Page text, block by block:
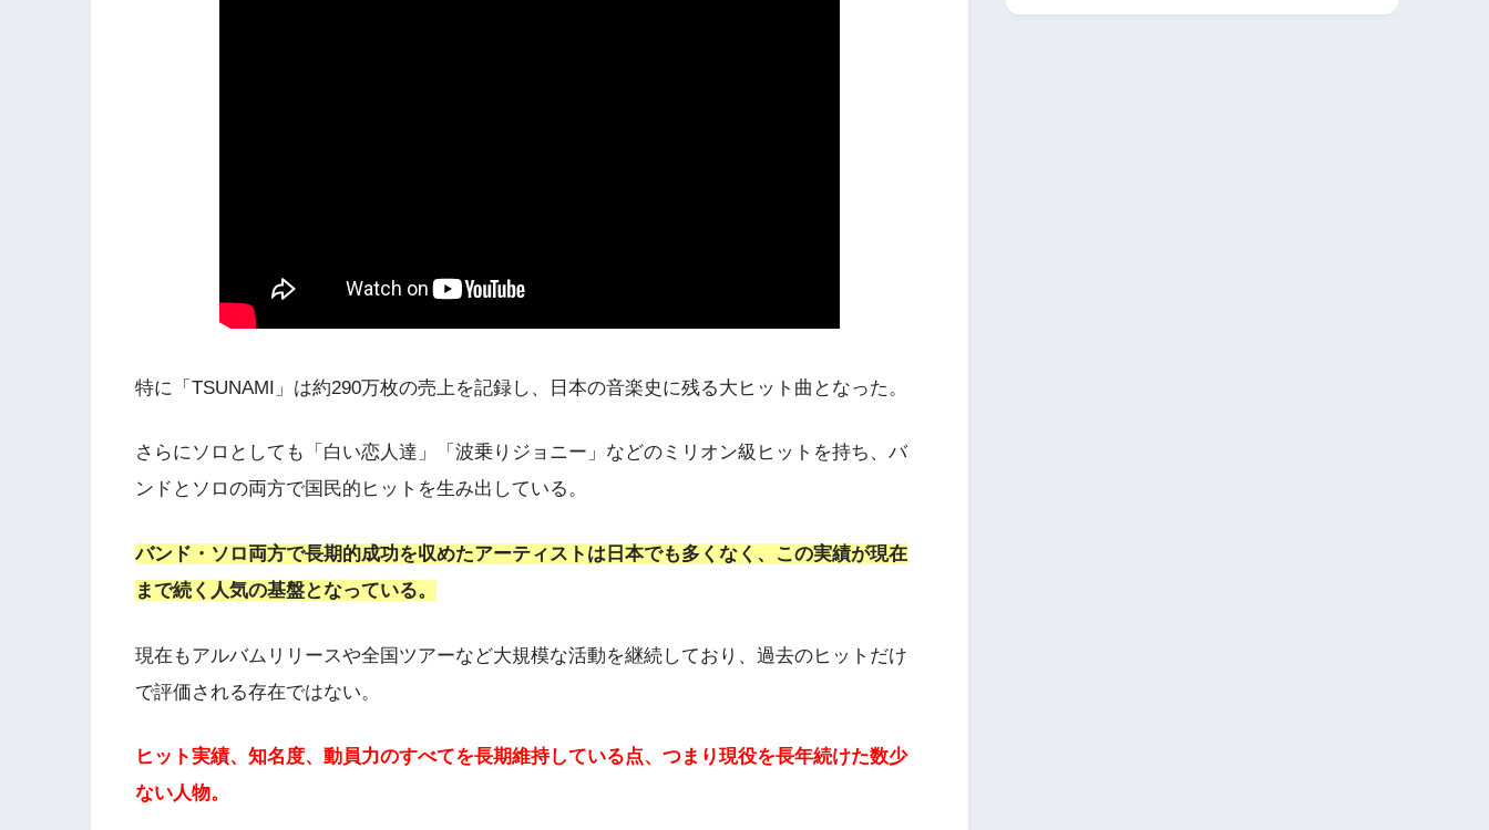
特に「TSUNAMI」は約290万枚の売上を記録し、日本の音楽史に残る大ヒット曲となった。
さらにソロとしても「白い恋人達」「波乗りジョニー」などのミリオン級ヒットを持ち、バ
ンドとソロの両方で国民的ヒットを生み出している。
バンド・ソロ両方で長期的成功を収めたアーティストは日本でも多くなく、この実績が現在
まで続く人気の基盤となっている。
現在もアルバムリリースや全国ツアーなど大規模な活動を継続しており、過去のヒットだけ
で評価される存在ではない。
ヒット実績、知名度、動員力のすべてを長期維持している点、つまり現役を長年続けた数少
ない人物。